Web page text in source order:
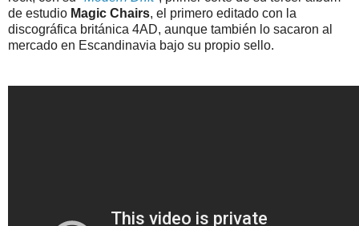
de estudio Magic Chairs, el primero editado con la
discográfica británica 4AD, aunque también lo sacaron al
mercado en Escandinavia bajo su propio sello.